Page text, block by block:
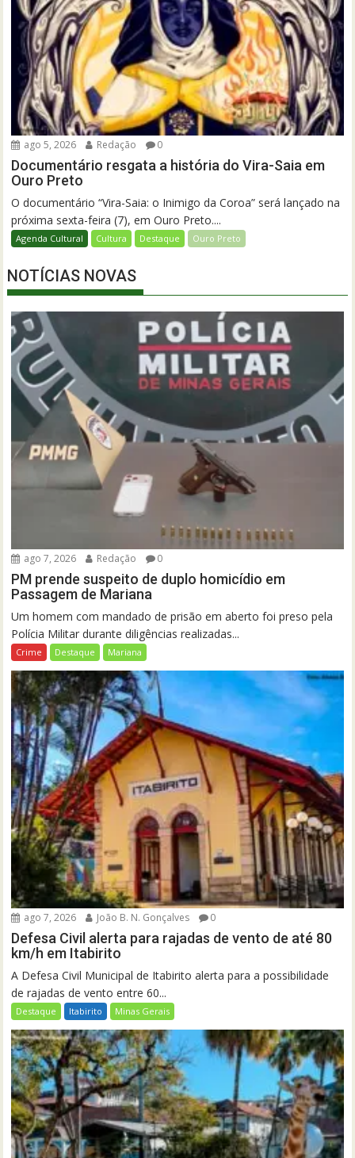
ago 5, 2026 Redação 0
Documentário resgata a história do Vira-Saia em
Ouro Preto
O documentário “Vira-Saia: o Inimigo da Coroa” será lançado na
próxima sexta-feira (7), em Ouro Preto....
Agenda Cultural Cultura Destaque Ouro Preto
NOTÍCIAS NOVAS
ago 7, 2026 Redação 0
PM prende suspeito de duplo homicídio em
Passagem de Mariana
Um homem com mandado de prisão em aberto foi preso pela
Polícia Militar durante diligências realizadas...
Crime Destaque Mariana
ago 7, 2026 João B. N. Gonçalves 0
Defesa Civil alerta para rajadas de vento de até 80
km/h em Itabirito
A Defesa Civil Municipal de Itabirito alerta para a possibilidade
de rajadas de vento entre 60...
Destaque Itabirito Minas Gerais